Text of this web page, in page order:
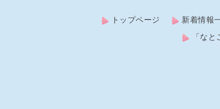
トップページ 新着情報
「な